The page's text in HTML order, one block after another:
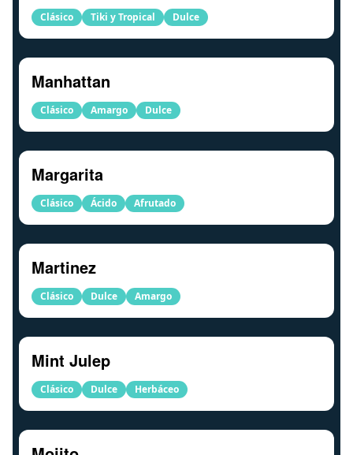
Clásico Tiki y Tropical Dulce
Manhattan
Clásico Amargo Dulce
Margarita
Clásico Ácido Afrutado
Martinez
Clásico Dulce Amargo
Mint Julep
Clásico Dulce Herbáceo